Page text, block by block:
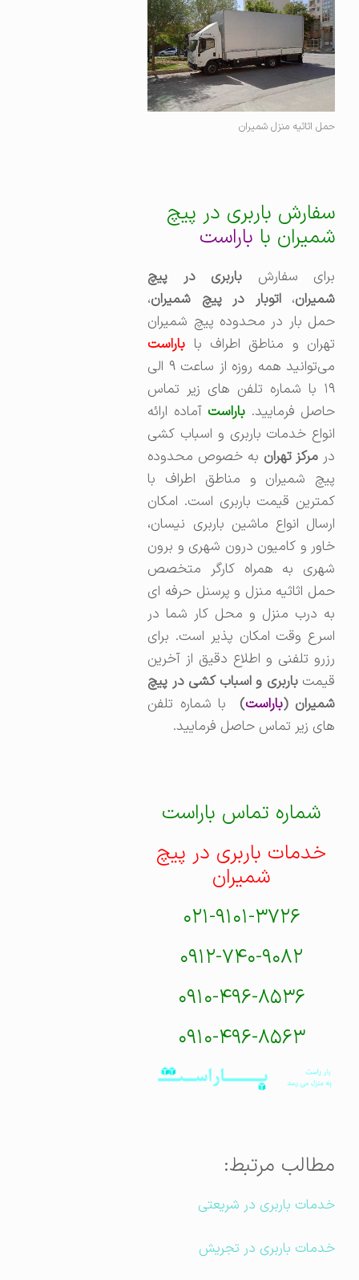
حمل اثاثیه منزل شمیران
سفارش باربری در پیچ
شمیران با باراست
برای سفارشباربری در پیچ
شمیران،‌اتوبار در پیچ شمیران،
حمل بار در محدوده پیچ شمیران
تهران و مناطق اطراف با باراست
می‌توانید همه روزه از ساعت ۹ الی
۱۹ با شماره تلفن های زیر تماس
حاصل فرمایید.باراستآماده ارائه
انواع خدمات باربری و اسباب کشی
مرکز تهرانبه خصوص محدوده
پیچ شمیران و مناطق اطراف با
کمترین قیمت باربری است. امکان
ارسال انواع ماشین باربری نیسان،
خاور و کامیون درون شهری و برون
شهری به همراه کارگر متخصص
حمل اثاثیه منزل و پرسنل حرفه ای
به درب منزل و محل کار شما در
اسرع وقت امکان پذیر است. برای
رزرو تلفنی و اطلاع دقیق از آخرین
قیمتباربری و اسباب کشی در پیچ
شمیران (باراست)با شماره تلفن
های زیر تماس حاصل فرمایید.
شماره تماس باراست
خدمات باربری در پیچ
شمیران
۰۲۱-۹۱۰۱-۳۷۲۶
۰۹۱۲-۷۴۰-۹۰۸۲
۰۹۱۰-۴۹۶-۸۵۳۶
۰۹۱۰-۴۹۶-۸۵۶۳
مطالب مرتبط:
خدمات باربری در شریعتی
خدمات باربری در تجریش